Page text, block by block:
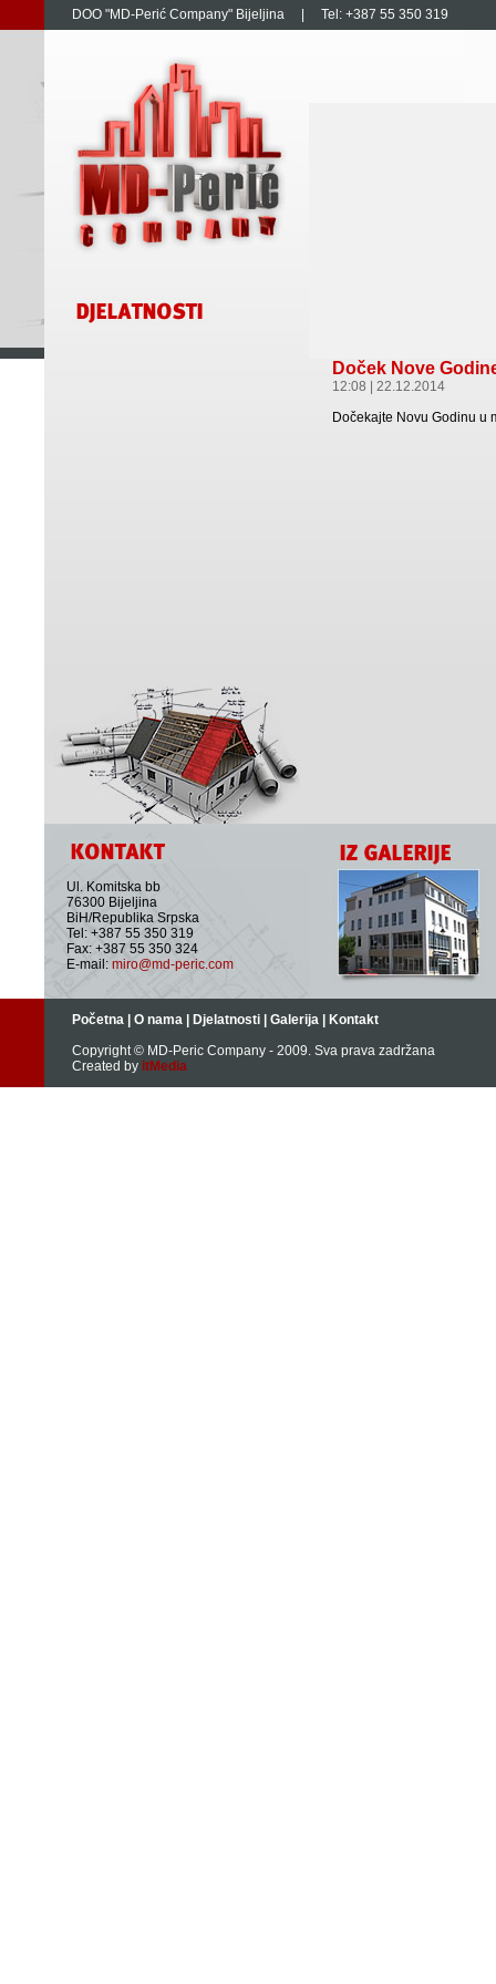
DOO "MD-Perić Company" Bijeljina | Tel: +387 55 350 319
Doček Nove
12:08 | 22.12.2014
Dočekajte Novu Godinu u
Ul. Komitska bb
76300 Bijeljina
BiH/Republika Srpska
Tel: +387 55 350 319
Fax: +387 55 350 324
E-mail: miro@md-peric.com
Početna | O nama | Djelatnosti | Galerija | Kontakt
Copyright © MD-Peric Company - 2009. Sva prava zadržana
Created by itMedia